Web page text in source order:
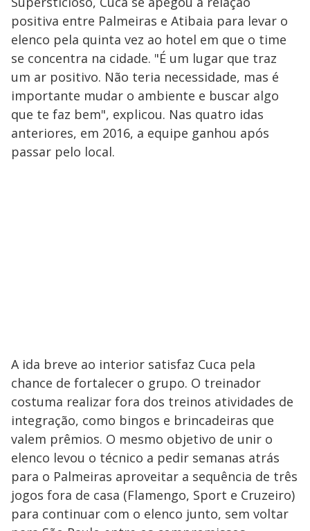
positiva entre Palmeiras e Atibaia para levar o
elenco pela quinta vez ao hotel em que o time
se concentra na cidade. "É um lugar que traz
um ar positivo. Não teria necessidade, mas é
importante mudar o ambiente e buscar algo
que te faz bem", explicou. Nas quatro idas
anteriores, em 2016, a equipe ganhou após
passar pelo local.
A ida breve ao interior satisfaz Cuca pela
chance de fortalecer o grupo. O treinador
costuma realizar fora dos treinos atividades de
integração, como bingos e brincadeiras que
valem prêmios. O mesmo objetivo de unir o
elenco levou o técnico a pedir semanas atrás
para o Palmeiras aproveitar a sequência de três
jogos fora de casa (Flamengo, Sport e Cruzeiro)
para continuar com o elenco junto, sem voltar